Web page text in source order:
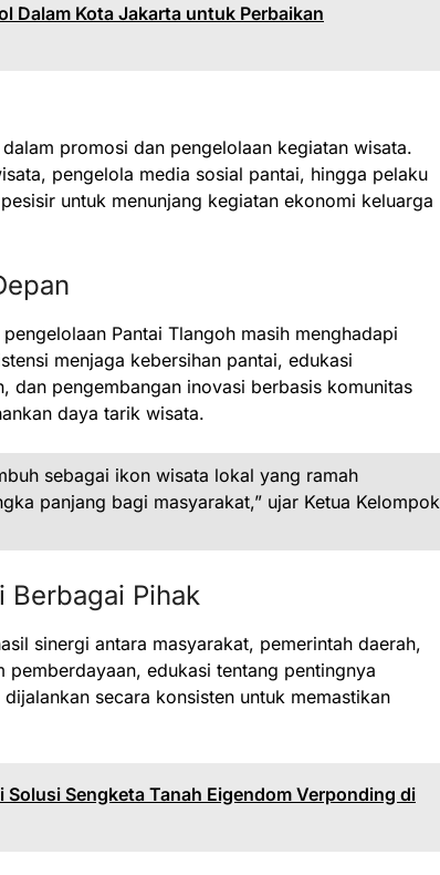
Dalam Kota Jakarta untuk Perbaikan
promosi dan pengelolaan kegiatan wisata.
pengelola media sosial pantai, hingga pelaku
untuk menunjang kegiatan ekonomi keluarga
Pantai Tlangoh masih menghadapi
menjaga kebersihan pantai, edukasi
dan pengembangan inovasi berbasis komunitas
daya tarik wisata.
sebagai ikon wisata lokal yang ramah
panjang bagi masyarakat,” ujar Ketua Kelompok
Berbagai Pihak
sinergi antara masyarakat, pemerintah daerah,
edukasi tentang pentingnya
secara konsisten untuk memastikan
Sengketa Tanah Eigendom Verponding di